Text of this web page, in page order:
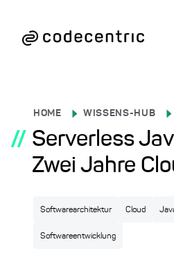
HOME WISSENS-HUB
// Serverless
Zwei Jahre
Softwarearchitektur Cloud
Softwareentwicklung